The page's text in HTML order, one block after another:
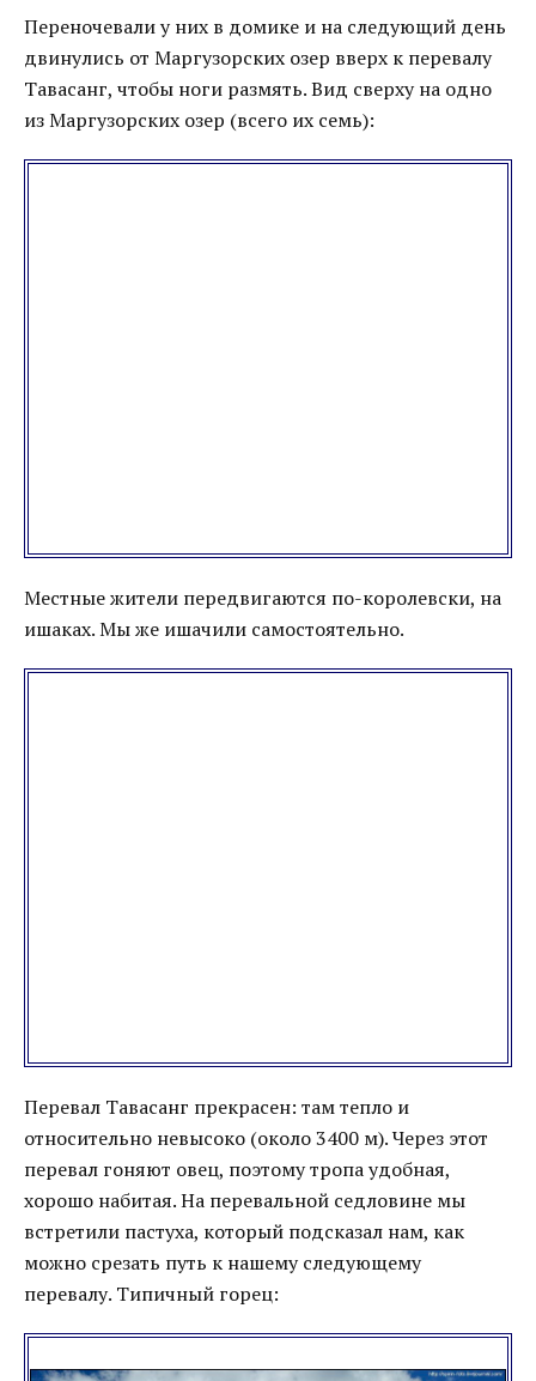
Переночевали у них в домике и на следующий день
двинулись от Маргузорских озер вверх к перевалу
Тавасанг, чтобы ноги размять. Вид сверху на одно
из Маргузорских озер (всего их семь):
Местные жители передвигаются по-королевски, на
ишаках. Мы же ишачили самостоятельно.
Перевал Тавасанг прекрасен: там тепло и
относительно невысоко (около 3400 м). Через этот
перевал гоняют овец, поэтому тропа удобная,
хорошо набитая. На перевальной седловине мы
встретили пастуха, который подсказал нам, как
можно срезать путь к нашему следующему
перевалу. Типичный горец: